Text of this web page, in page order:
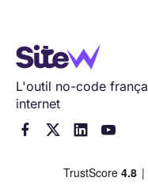
L'outil no-code
internet
   